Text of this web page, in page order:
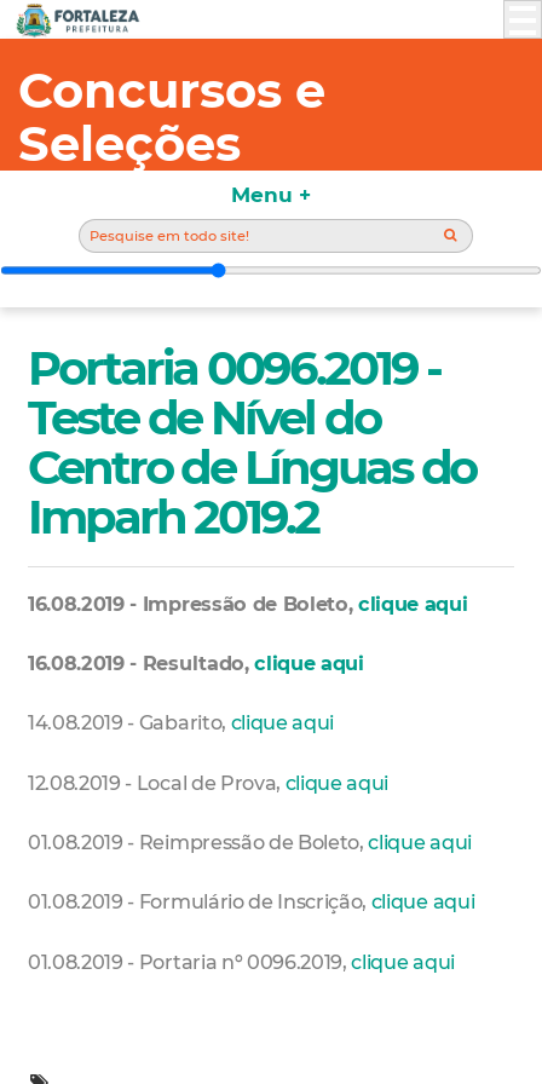
Concursos e
Seleções
Portaria 0096.2019 -
Teste de Nível do
Centro de Línguas do
Imparh 2019.2
16.08.2019 - Impressão de Boleto,clique aqui
16.08.2019 - Resultado,clique aqui
14.08.2019 - Gabarito, clique aqui
12.08.2019 - Local de Prova, clique aqui
01.08.2019 - Reimpressão de Boleto,clique aqui
01.08.2019 - Formulário de Inscrição, clique aqui
01.08.2019 - Portaria nº 0096.2019,clique aqui